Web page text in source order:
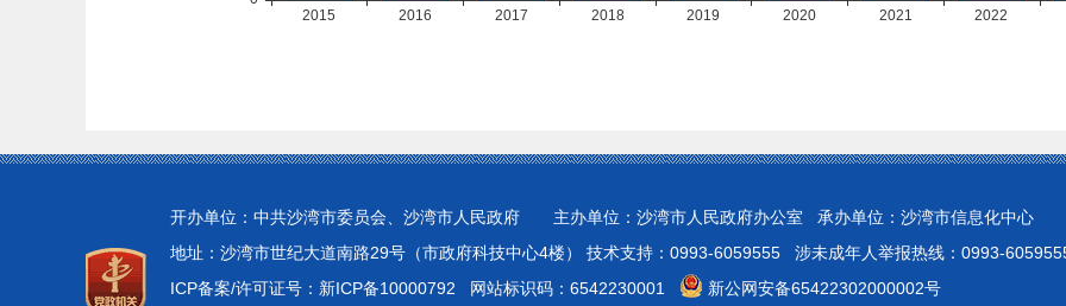
开办单位：中共沙湾市委员会、沙湾市人民政府 主办单位：沙湾市人民政府办公室 承办单位：沙湾市信息化中心
地址：沙湾市世纪大道南路29号（市政府科技中心4楼） 技术支持：0993-6059555 涉未成年人举报热线：0993-
ICP备案/许可证号：新ICP备10000792 网站标识码：6542230001 新公网安备65422302000002号